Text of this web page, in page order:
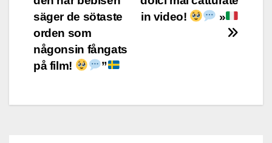
in video!
»
säger de sötaste
orden som
någonsin fångats
på film!
”